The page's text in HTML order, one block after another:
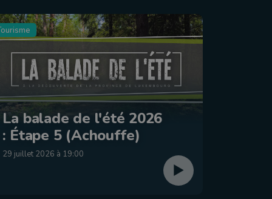
La balade de l'été 2026
: Étape 5 (Achouffe)
29 juillet 2026 à 19:00